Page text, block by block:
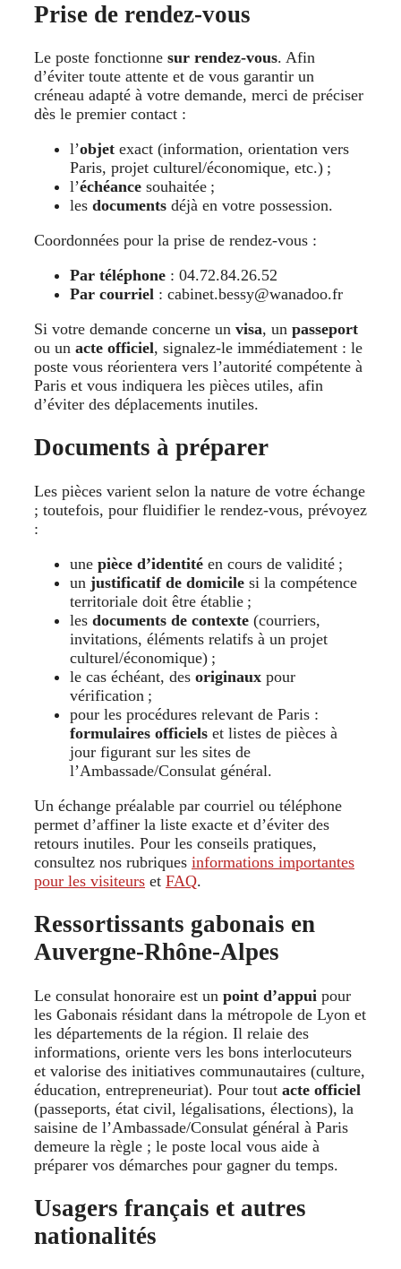
Prise de rendez-vous
Le poste fonctionne sur rendez-vous. Afin
d’éviter toute attente et de vous garantir un
créneau adapté à votre demande, merci de préciser
dès le premier contact :
l’objet exact (information, orientation vers
Paris, projet culturel/économique, etc.) ;
l’échéance souhaitée ;
les documents déjà en votre possession.
Coordonnées pour la prise de rendez-vous :
Par téléphone : 04.72.84.26.52
Par courriel : cabinet.bessy@wanadoo.fr
Si votre demande concerne un visa, un passeport
ou un acte officiel, signalez-le immédiatement : le
poste vous réorientera vers l’autorité compétente à
Paris et vous indiquera les pièces utiles, afin
d’éviter des déplacements inutiles.
Documents à préparer
Les pièces varient selon la nature de votre échange
; toutefois, pour fluidifier le rendez-vous, prévoyez
:
une pièce d’identité en cours de validité ;
un justificatif de domicile si la compétence
territoriale doit être établie ;
les documents de contexte (courriers,
invitations, éléments relatifs à un projet
culturel/économique) ;
le cas échéant, des originaux pour
vérification ;
pour les procédures relevant de Paris :
formulaires officiels et listes de pièces à
jour figurant sur les sites de
l’Ambassade/Consulat général.
Un échange préalable par courriel ou téléphone
permet d’affiner la liste exacte et d’éviter des
retours inutiles. Pour les conseils pratiques,
consultez nos rubriques informations importantes
pour les visiteurs et FAQ.
Ressortissants gabonais en
Auvergne-Rhône-Alpes
Le consulat honoraire est un point d’appui pour
les Gabonais résidant dans la métropole de Lyon et
les départements de la région. Il relaie des
informations, oriente vers les bons interlocuteurs
et valorise des initiatives communautaires (culture,
éducation, entrepreneuriat). Pour tout acte officiel
(passeports, état civil, légalisations, élections), la
saisine de l’Ambassade/Consulat général à Paris
demeure la règle ; le poste local vous aide à
préparer vos démarches pour gagner du temps.
Usagers français et autres
nationalités